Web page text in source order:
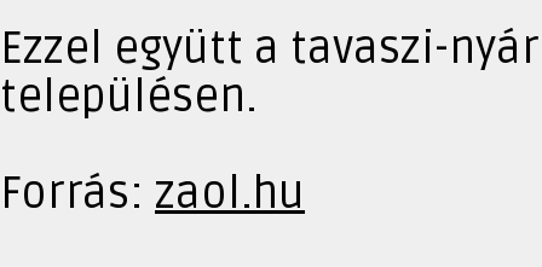
Ezzel együtt a tavaszi-
településen.
Forrás: zaol.hu